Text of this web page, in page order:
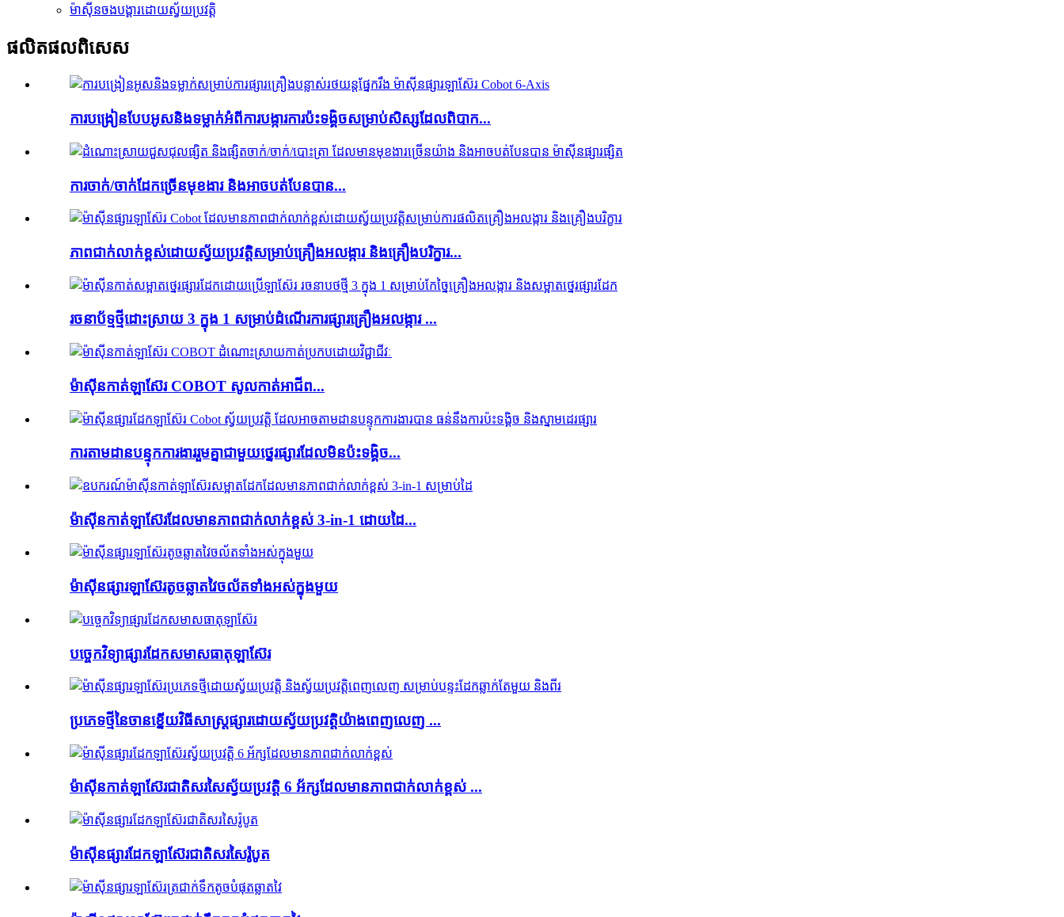
ម៉ាស៊ីនចងបង្គារដោយស្វ័យប្រវត្តិ
ផលិតផល​ពិសេស
ការបង្រៀនបែបអូសនិងទម្លាក់អំពីការបង្ការការប៉ះទង្គិចសម្រាប់សិស្សដែលពិបាក...
ការចាក់/ចាក់ដែកច្រើនមុខងារ និងអាចបត់បែនបាន...
ភាពជាក់លាក់ខ្ពស់ដោយស្វ័យប្រវត្តិសម្រាប់គ្រឿងអលង្ការ និងគ្រឿងបរិក្ខារ...
រចនាប័ទ្មថ្មីដោះស្រាយ 3 ក្នុង 1 សម្រាប់ដំណើរការផ្សារគ្រឿងអលង្ការ ...
ម៉ាស៊ីនកាត់ឡាស៊ែរ COBOT សូលកាត់អាជីព...
ការតាមដានបន្ទុកការងាររួមគ្នាជាមួយថ្នេរផ្សារដែលមិនប៉ះទង្គិច...
ម៉ាស៊ីនកាត់ឡាស៊ែរដែលមានភាពជាក់លាក់ខ្ពស់ 3-in-1 ដោយដៃ...
ម៉ាស៊ីនផ្សារឡាស៊ែរតូចឆ្លាតវៃចល័តទាំងអស់ក្នុងមួយ
បច្ចេកវិទ្យាផ្សារដែកសមាសធាតុឡាស៊ែរ
ប្រភេទថ្មីនៃចានខ្នើយវិធីសាស្រ្តផ្សារដោយស្វ័យប្រវត្តិយ៉ាងពេញលេញ ...
ម៉ាស៊ីនកាត់ឡាស៊ែរជាតិសរសៃស្វ័យប្រវត្តិ 6 អ័ក្សដែលមានភាពជាក់លាក់ខ្ពស់ ...
ម៉ាស៊ីនផ្សារដែកឡាស៊ែរជាតិសរសៃរ៉ូបូត